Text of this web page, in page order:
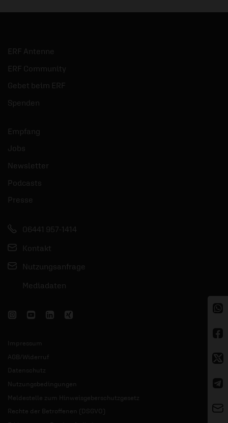
ERF Antenne
ERF Community
Gebet beim ERF
Spenden
Empfang
Jobs
Newsletter
Podcasts
Presse
06441 957-1414
Kontakt
Nutzungsanfrage
Mediadaten
Impressum
AGB/Widerruf
Datenschutz
Nutzungsbedingungen
Meldestelle zum Hinweisgeberschutzgesetz
Rechte der Betroffenen (DSGVO)